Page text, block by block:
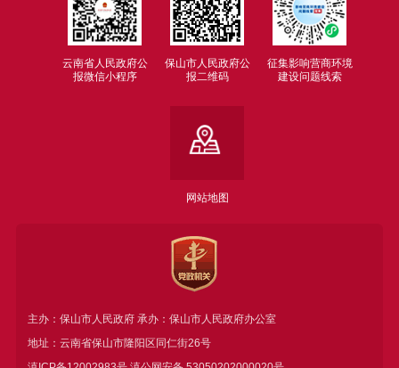
云南省人民政府公
报微信小程序
保山市人民政府公
报二维码
征集影响营商环境
建设问题线索
网站地图
主办：保山市人民政府 承办：保山市人民政府办公室
地址：云南省保山市隆阳区同仁街26号